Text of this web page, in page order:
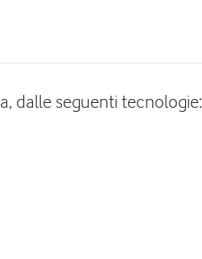
dalle seguenti tecnologie: